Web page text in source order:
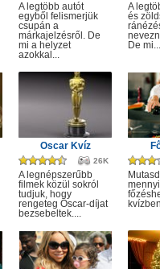
A legtöbb autót
egyből felismerjük
csupán a
márkajelzésről. De
mi a helyzet
azokkal...
A
és
De mi...
Oscar Kvíz
26K
A legnépszerűbb
filmek közül sokról
tudjuk, hogy
rengeteg Oscar-díjat
bezsebeltek....